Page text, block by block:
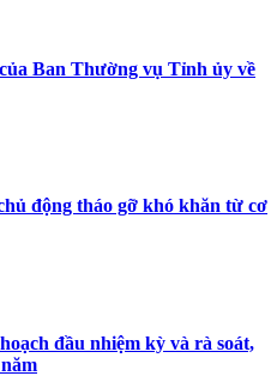
Ban Thường vụ Tỉnh ủy về
động tháo gỡ khó khăn từ cơ
đầu nhiệm kỳ và rà soát,